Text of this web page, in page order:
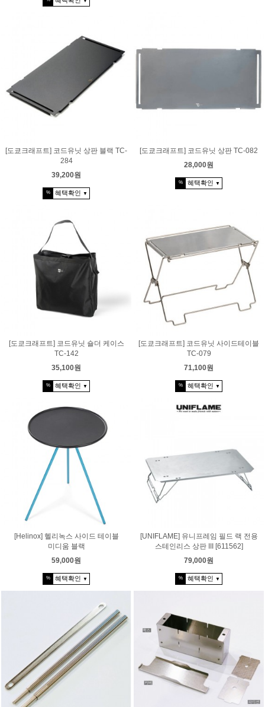
▼
[도쿄크래프트] 코드유닛 상판 블랙 TC-
284
39,200원
% 혜택확인 ▼
[도쿄크래프트] 코드유닛 상판 TC-082
28,000원
% 혜택확인 ▼
[도쿄크래프트] 코드유닛 숄더 케이스
TC-142
35,100원
% 혜택확인 ▼
[도쿄크래프트] 코드유닛 사이드테이블
TC-079
71,100원
% 혜택확인 ▼
[Helinox] 헬리녹스 사이드 테이블
미디움 블랙
59,000원
% 혜택확인 ▼
[UNIFLAME] 유니프레임 필드 랙 전용
스테인리스 상판 III [611562]
79,000원
% 혜택확인 ▼